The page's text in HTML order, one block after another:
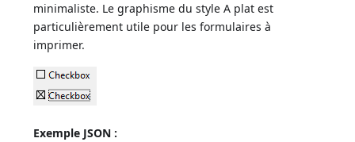
minimaliste. Le graphisme du style A plat est
particulièrement utile pour les formulaires à
imprimer.
Exemple JSON :